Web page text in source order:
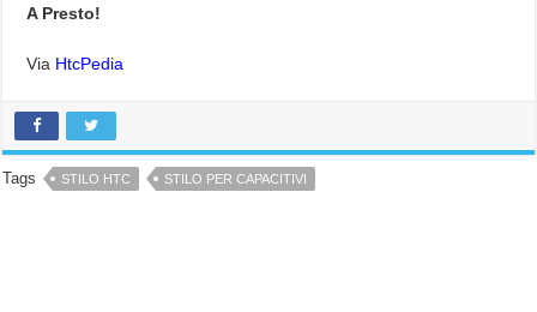
A Presto!
Via HtcPedia
Tags STILO HTC STILO PER CAPACITIVI